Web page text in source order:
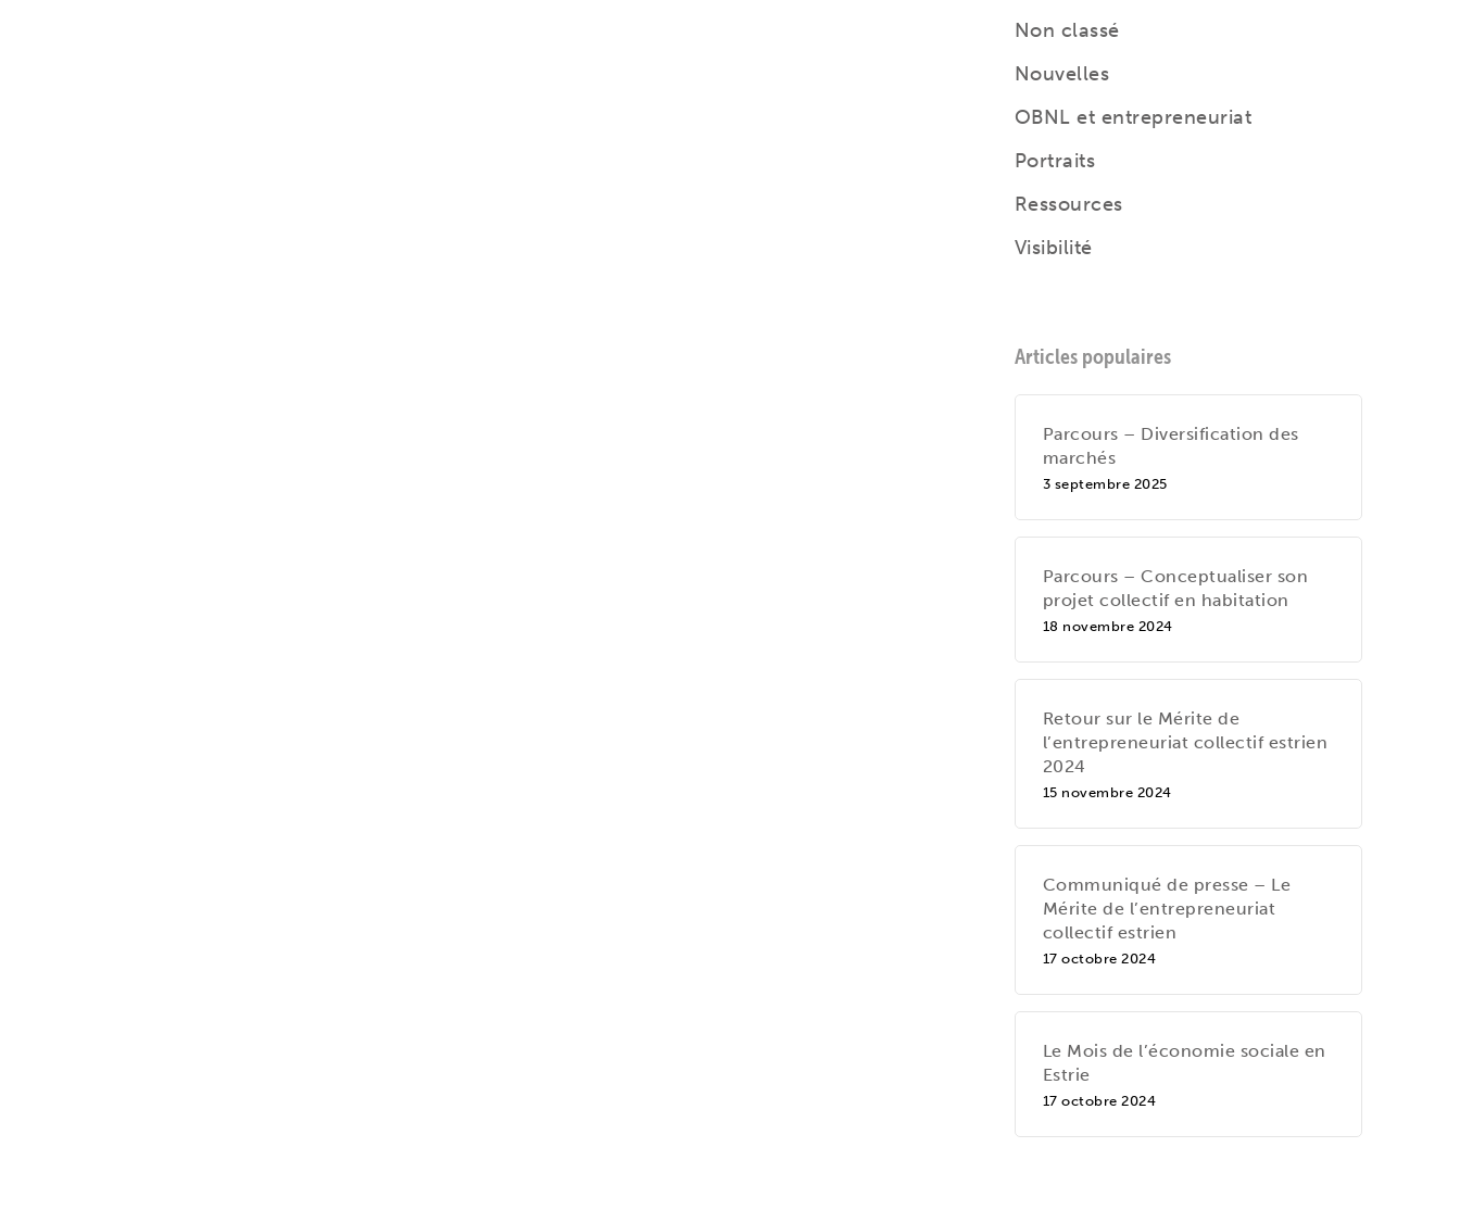
Non classé
Nouvelles
OBNL et entrepreneuriat
Portraits
Ressources
Visibilité
Articles populaires
Parcours – Diversification des
marchés
3 septembre 2025
Parcours – Conceptualiser son
projet collectif en habitation
18 novembre 2024
Retour sur le Mérite de
l’entrepreneuriat collectif estrien
2024
15 novembre 2024
Communiqué de presse – Le
Mérite de l’entrepreneuriat
collectif estrien
17 octobre 2024
Le Mois de l’économie sociale en
Estrie
17 octobre 2024